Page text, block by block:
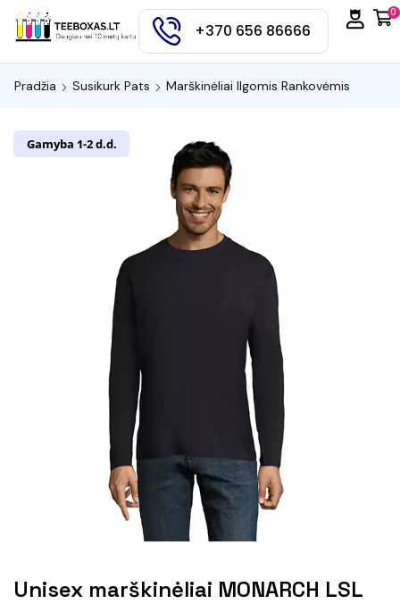
+370 656 86666
0
Pradžia Susikurk Pats Marškinėliai Ilgomis Rankovėmis
Gamyba 1-2 d.d.
Unisex marškinėliai MONARCH LSL